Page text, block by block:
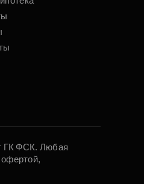
ГК ФСК. Любая